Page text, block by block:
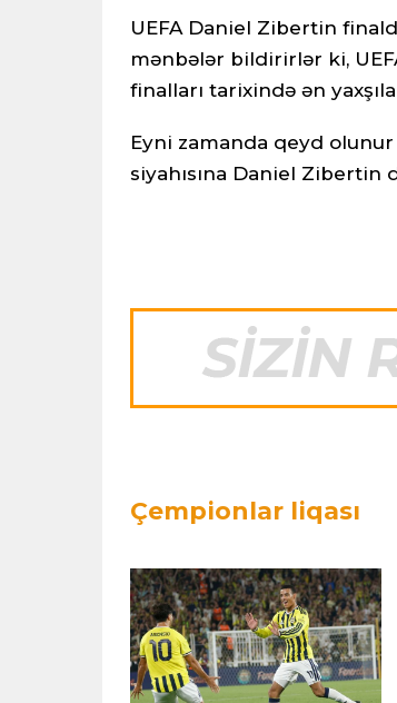
UEFA Daniel Zibertin
mənbələr bildirirlər ki,
finalları tarixində ən
Eyni zamanda qeyd olunur
siyahısına Daniel
Çempionlar liqası